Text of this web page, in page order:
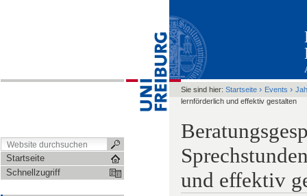
Startseite
Schnellzugriff
Sie sind hier: Startseite › Events ›
lernförderlich und effektiv gestalten
und effektiv